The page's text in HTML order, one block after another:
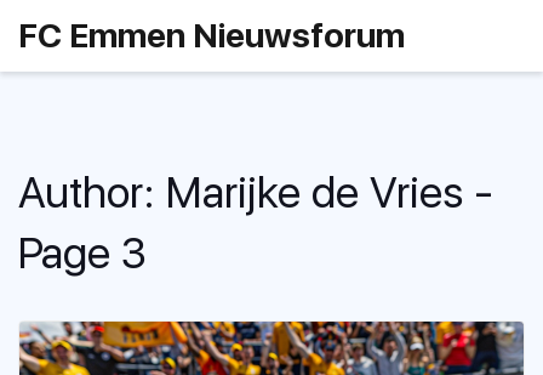
FC Emmen Nieuwsforum
Author: Marijke de Vries -
Page 3